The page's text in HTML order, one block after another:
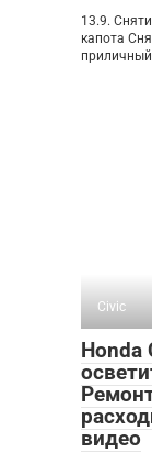
13.9.
капота
приличный
Civic
Honda
видео